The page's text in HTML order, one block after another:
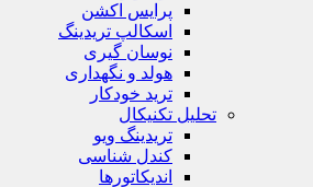
پرایس اکشن
اسکالپ تریدینگ
نوسان گیری
هولد و نگهداری
ترید خودکار
تحلیل تکنیکال
تریدینگ ویو
کندل شناسی
اندیکاتورها